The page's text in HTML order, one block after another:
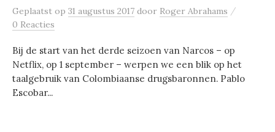
Geplaatst op 31 augustus 2017 door Roger Abrahams /
0 Reacties
Bij de start van het derde seizoen van Narcos – op
Netflix, op 1 september – werpen we een blik op het
taalgebruik van Colombiaanse drugsbaronnen. Pablo
Escobar...